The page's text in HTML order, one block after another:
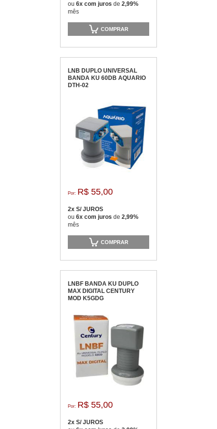
ou 6x com juros de 2,99%
mês
COMPRAR
LNB DUPLO UNIVERSAL
BANDA KU 60DB AQUARIO
DTH-02
Por: R$ 55,00
2x S/ JUROS
ou 6x com juros de 2,99%
mês
COMPRAR
LNBF BANDA KU DUPLO
MAX DIGITAL CENTURY
MOD K5GDG
Por: R$ 55,00
2x S/ JUROS